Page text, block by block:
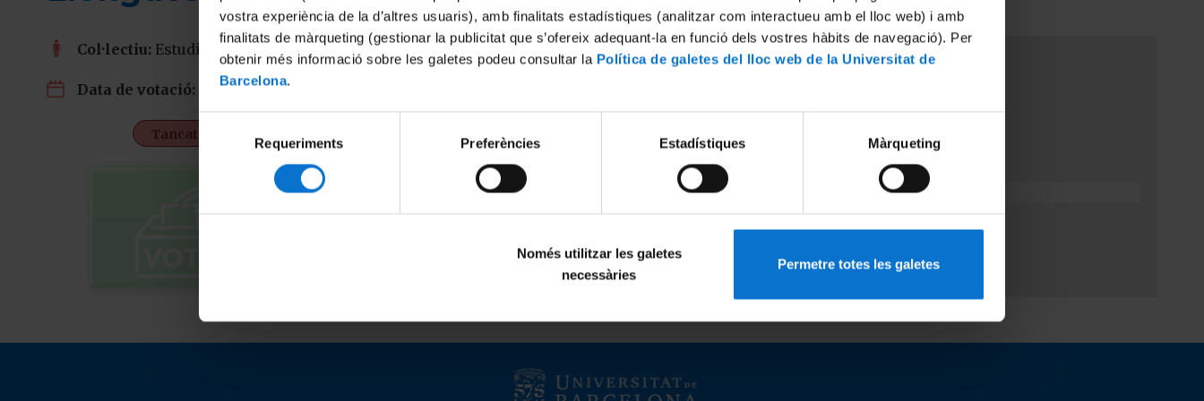
vostra experiència de la d’altres usuaris), amb finalitats estadístiques (analitzar com interactueu amb el lloc web) i amb
finalitats de màrqueting (gestionar la publicitat que s’ofereix adequant-la en funció dels vostres hàbits de navegació). Per
obtenir més informació sobre les galetes podeu consultar la Política de galetes del lloc web de la Universitat de
Barcelona.
Selecció
de
consentiment
Requeriments Preferències Estadístiques Màrqueting
Només utilitzar les galetes
necessàries
Permetre totes les galetes
Col·lectiu: Estudiants, PDI i PTGAS
Data de votació: 09/11/2020
Tancat
Pactes electorals
Valor per defecte